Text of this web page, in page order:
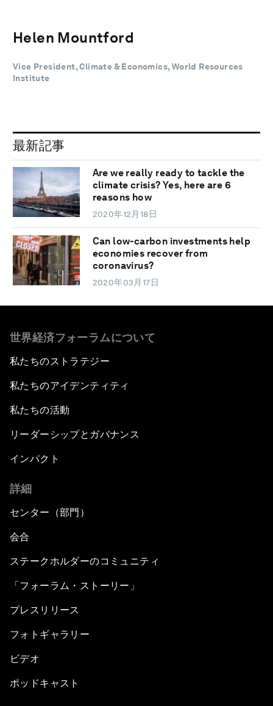
Helen Mountford
Vice President, Climate & Economics, World Resources
Institute
最新記事
Are we really ready to tackle the
climate crisis? Yes, here are 6
reasons how
2020年12月18日
Can low-carbon investments help
economies recover from
coronavirus?
2020年03月17日
世界経済フォーラムについて
私たちのストラテジー
私たちのアイデンティティ
私たちの活動
リーダーシップとガバナンス
インパクト
詳細
センター（部門）
会合
ステークホルダーのコミュニティ
「フォーラム・ストーリー」
プレスリリース
フォトギャラリー
ビデオ
ポッドキャスト